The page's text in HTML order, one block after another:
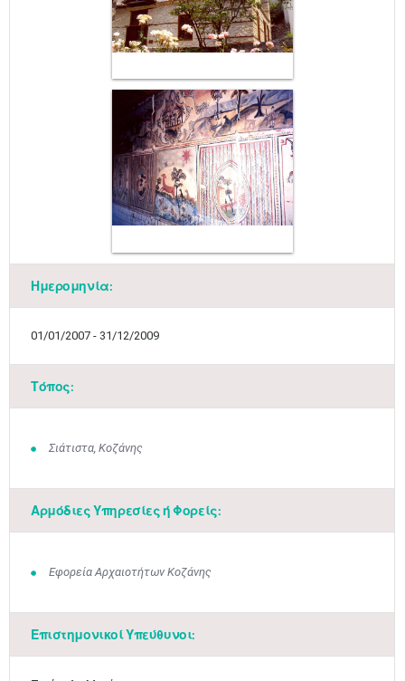
Ημερομηνία:
01/01/2007 - 31/12/2009
Τόπος:
Σιάτιστα, Κοζάνης
Αρμόδιες Υπηρεσίες ή Φορείς:
Εφορεία Αρχαιοτήτων Κοζάνης
Επιστημονικοί Υπεύθυνοι: